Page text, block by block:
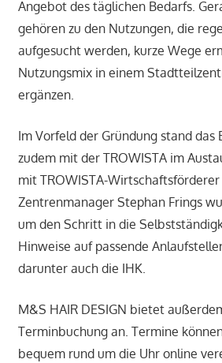
Angebot des täglichen Bedarfs.
gehören zu den Nutzungen, die
aufgesucht werden, kurze Wege
Nutzungsmix in einem
ergänzen.
Im Vorfeld der Gründung stand das
zudem mit der TROWISTA im
mit TROWISTA-
Zentrenmanager Stephan Frings
um den Schritt in die
Hinweise auf passende
darunter auch die IHK.
M&S HAIR DESIGN bietet
Terminbuchung an. Termine
bequem rund um die Uhr online